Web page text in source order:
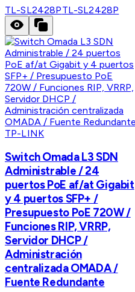
TL-SL2428PTL-SL2428P
TP-LINK
Switch Omada L3 SDN
Administrable / 24
puertos PoE af/at Gigabit
y 4 puertos SFP+ /
Presupuesto PoE 720W /
Funciones RIP, VRRP,
Servidor DHCP /
Administración
centralizada OMADA /
Fuente Redundante